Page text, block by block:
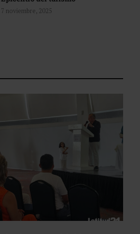
7 noviembre, 2025